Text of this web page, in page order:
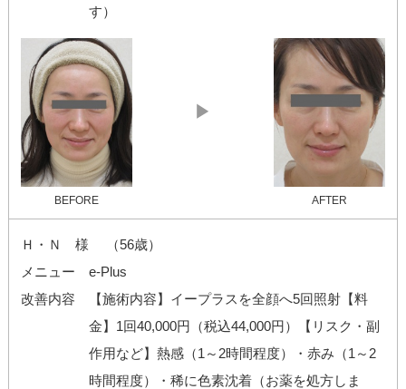
す）
BEFORE
▶
AFTER
Ｈ・Ｎ 様 （56歳）
メニュー
e-Plus
改善内容
【施術内容】イープラスを全顔へ5回照射【料
金】1回40,000円（税込44,000円）【リスク・副
作用など】熱感（1～2時間程度）・赤み（1～2
時間程度）・稀に色素沈着（お薬を処方しま